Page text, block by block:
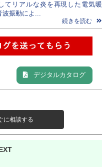
てリアルな炎を再現した電気暖
波振動によ...
続きを読む
デジタルカタログ
に相談する